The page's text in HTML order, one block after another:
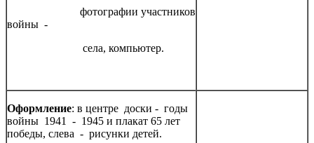
фотографии участников
войны -
села, компьютер.
Оформление: в центре доски - годы
войны 1941 - 1945 и плакат 65 лет
победы, слева - рисунки детей.